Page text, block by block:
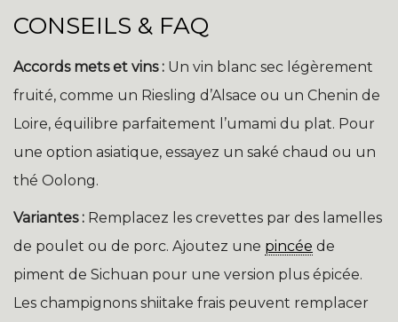
CONSEILS & FAQ
Accords mets et vins : Un vin blanc sec légèrement
fruité, comme un Riesling d’Alsace ou un Chenin de
Loire, équilibre parfaitement l’umami du plat. Pour
une option asiatique, essayez un saké chaud ou un
thé Oolong.
Variantes : Remplacez les crevettes par des lamelles
de poulet ou de porc. Ajoutez une pincée de
piment de Sichuan pour une version plus épicée.
Les champignons shiitake frais peuvent remplacer